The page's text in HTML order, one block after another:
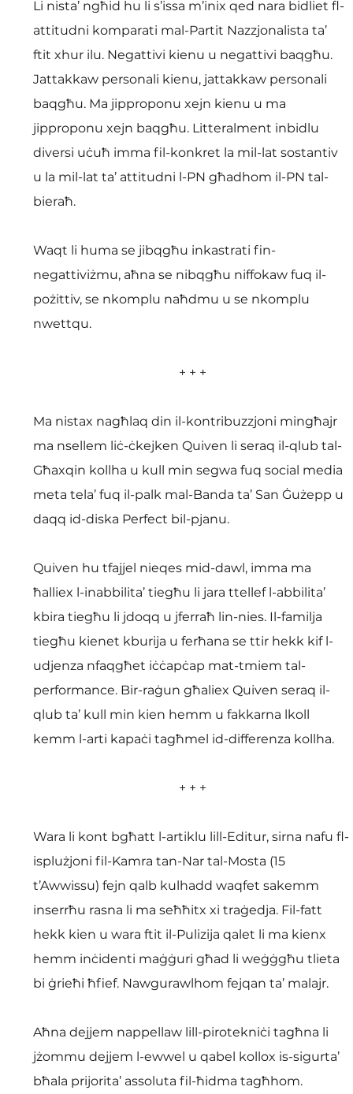
Li nista’ ngħid hu li s’issa m’inix qed nara bidliet fl-
attitudni komparati mal-Partit Nazzjonalista ta’
ftit xhur ilu. Negattivi kienu u negattivi baqgħu.
Jattakkaw personali kienu, jattakkaw personali
baqgħu. Ma jipproponu xejn kienu u ma
jipproponu xejn baqgħu. Litteralment inbidlu
diversi uċuħ imma fil-konkret la mil-lat sostantiv
u la mil-lat ta’ attitudni l-PN għadhom il-PN tal-
bieraħ.
Waqt li huma se jibqgħu inkastrati fin-
negattiviżmu, aħna se nibqgħu niffokaw fuq il-
pożittiv, se nkomplu naħdmu u se nkomplu
nwettqu.
+ + +
Ma nistax nagħlaq din il-kontribuzzjoni mingħajr
ma nsellem liċ-ċkejken Quiven li seraq il-qlub tal-
Għaxqin kollha u kull min segwa fuq social media
meta tela’ fuq il-palk mal-Banda ta’ San Ġużepp u
daqq id-diska Perfect bil-pjanu.
Quiven hu tfajjel nieqes mid-dawl, imma ma
ħalliex l-inabbilita’ tiegħu li jara ttellef l-abbilita’
kbira tiegħu li jdoqq u jferraħ lin-nies. Il-familja
tiegħu kienet kburija u ferħana se ttir hekk kif l-
udjenza nfaqgħet iċċapċap mat-tmiem tal-
performance. Bir-raġun għaliex Quiven seraq il-
qlub ta’ kull min kien hemm u fakkarna lkoll
kemm l-arti kapaċi tagħmel id-differenza kollha.
+ + +
Wara li kont bgħatt l-artiklu lill-Editur, sirna nafu fl-
isplużjoni fil-Kamra tan-Nar tal-Mosta (15
t’Awwissu) fejn qalb kulhadd waqfet sakemm
inserrħu rasna li ma seħħitx xi traġedja. Fil-fatt
hekk kien u wara ftit il-Pulizija qalet li ma kienx
hemm inċidenti maġġuri għad li weġġgħu tlieta
bi ġrieħi ħfief. Nawgurawlhom fejqan ta’ malajr.
Aħna dejjem nappellaw lill-pirotekniċi tagħna li
jżommu dejjem l-ewwel u qabel kollox is-sigurta’
bħala prijorita’ assoluta fil-ħidma tagħhom.